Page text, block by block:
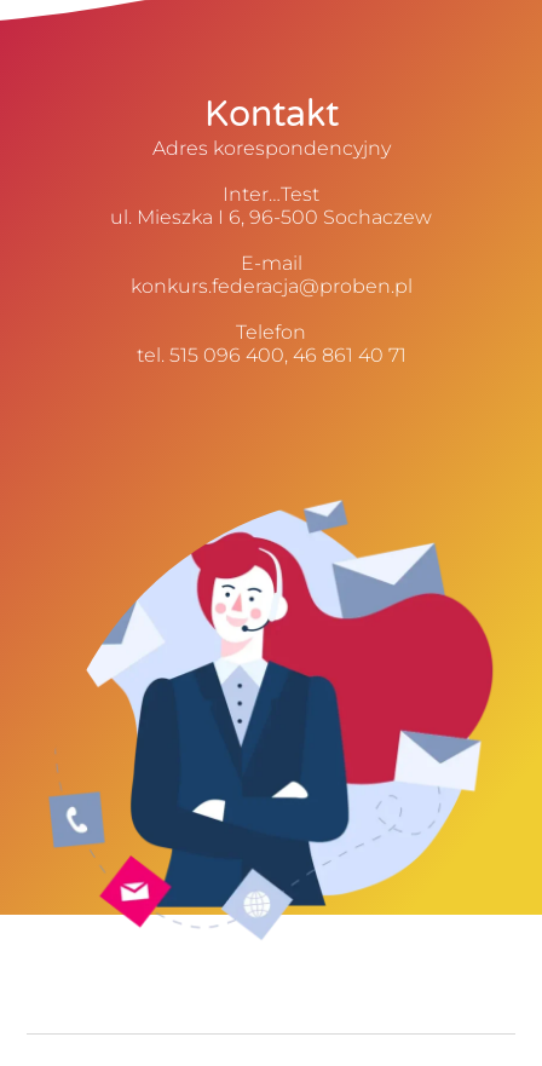
Kontakt
Adres korespondencyjny
Inter…Test
ul. Mieszka I 6, 96-500 Sochaczew
E-mail
konkurs.federacja@proben.pl
Telefon
tel. 515 096 400, 46 861 40 71